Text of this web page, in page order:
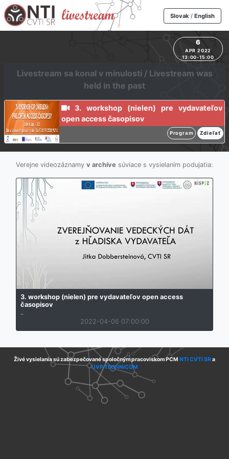
Slovak/ English
6
APR 2022
13:00-15:00
Livestream sa konal v minulosti / Livestream was
held in the past
3. workshop (nielen) pre vydavateľov
open access časopisov
Program Zdieľať
Verejne videozáznamy v archíve súviace s vysielaním podujatia:
3. workshop (nielen) pre vydavateľov open access
časopisov
..
2022-04-06 07:00:00
Živé vysielania sú zabezpečované spoločným pracoviskom PCM NTI CVTI SRa
UVP TECHNICOM